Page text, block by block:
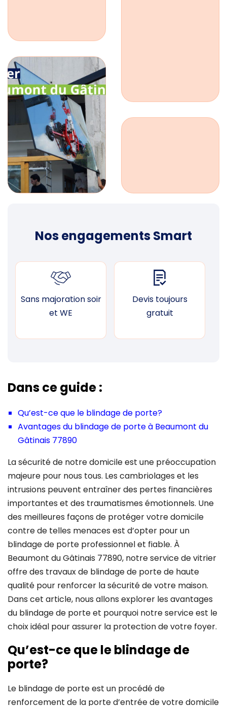
Nos engagements Smart
Sans majoration soir
et WE
Devis toujours
gratuit
Dans ce guide :
Qu’est-ce que le blindage de porte?
Avantages du blindage de porte à Beaumont du
Gâtinais 77890
La sécurité de notre domicile est une préoccupation
majeure pour nous tous. Les cambriolages et les
intrusions peuvent entraîner des pertes financières
importantes et des traumatismes émotionnels. Une
des meilleures façons de protéger votre domicile
contre de telles menaces est d’opter pour un
blindage de porte professionnel et fiable. À
Beaumont du Gâtinais 77890, notre service de vitrier
offre des travaux de blindage de porte de haute
qualité pour renforcer la sécurité de votre maison.
Dans cet article, nous allons explorer les avantages
du blindage de porte et pourquoi notre service est le
choix idéal pour assurer la protection de votre foyer.
Qu’est-ce que le blindage de
porte?
Le blindage de porte est un procédé de
renforcement de la porte d’entrée de votre domicile